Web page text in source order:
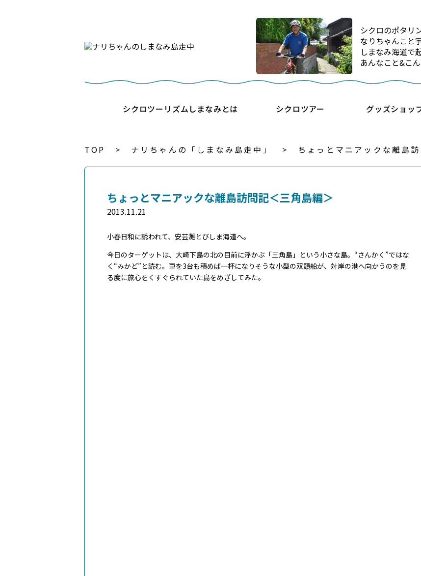
シクロツーリズムしまなみとは シクロツアー グッズショッ
シクロのポタリ
なりちゃんこと
しまなみ海道で
あんなこと&こ
TOP ナリちゃんの「しまなみ島走中」 ちょっとマニアックな離島
ちょっとマニアックな離島訪問記＜三角島編＞
2013.11.21
小春日和に誘われて、安芸灘とびしま海道へ。
今日のターゲットは、大崎下島の北の目前に浮かぶ「三角島」という小さな島。“さんかく”ではな
く“みかど”と読む。車を3台も積めば一杯になりそうな小型の双頭船が、対岸の港へ向かうのを見
る度に旅心をくすぐられていた島をめざしてみた。